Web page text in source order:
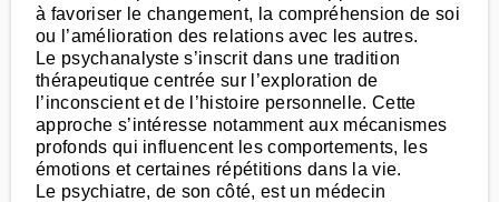
à favoriser le changement, la compréhension de soi
ou l’amélioration des relations avec les autres.
Le psychanalyste s’inscrit dans une tradition
thérapeutique centrée sur l’exploration de
l’inconscient et de l’histoire personnelle. Cette
approche s’intéresse notamment aux mécanismes
profonds qui influencent les comportements, les
émotions et certaines répétitions dans la vie.
Le psychiatre, de son côté, est un médecin